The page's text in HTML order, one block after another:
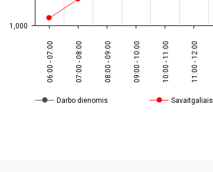
06:00 - 07:00 07:00 - 08:00 08:00 - 09:00 09:00 - 10:00 10:00 - 11:00 11:00 - 12:00
1,000
Darbo dienomis Savaitgaliais